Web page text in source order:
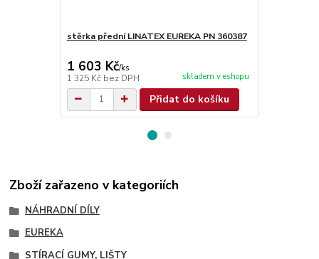
stěrka přední LINATEX EUREKA PN 360387
1 603 Kč/ks
1 325 Kč bez DPH skladem v eshopu
Přidat do košíku
Zboží zařazeno v kategoriích
NÁHRADNÍ DÍLY
EUREKA
STÍRACÍ GUMY, LIŠTY